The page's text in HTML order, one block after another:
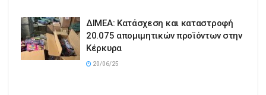
ΔΙΜΕΑ: Κατάσχεση και καταστροφή
20.075 απομιμητικών προϊόντων στην
Κέρκυρα
20/06/25